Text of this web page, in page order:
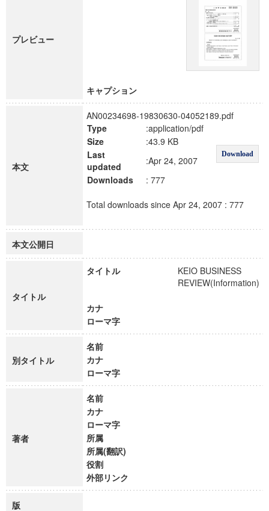
プレビュー
キャプション
本文
AN00234698-19830630-04052189.pdf
Type
:application/pdf
Download
Size
:43.9 KB
Last
updated
:Apr 24, 2007
Downloads
: 777
Total downloads since Apr 24, 2007 : 777
本文公開日
タイトル
タイトル
KEIO BUSINESS
REVIEW(Information)
カナ
ローマ字
別タイトル
名前
カナ
ローマ字
著者
名前
カナ
ローマ字
所属
所属(翻訳)
役割
外部リンク
版